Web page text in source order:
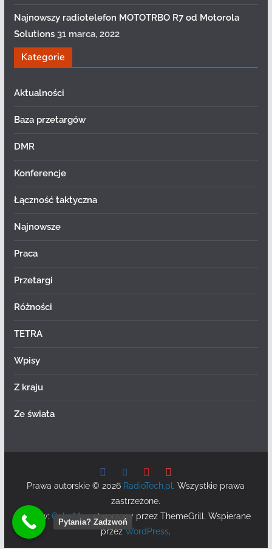
Najnowszy radiotelefon MOTOTRBO R7 od Motorola
Solutions 31 marca, 2022
Kategorie
Aktualności
Baza przetargów
DMR
Konferencje
Łączność taktyczna
Najnowsze
Praca
Przetargi
Różności
TETRA
Wpisy
Z kraju
Ze świata
Prawa autorskie © 2026 RadioTech.pl . Wszystkie prawa
zastrzeżone.
Motyw:ColorMagstworzony przez ThemeGrill. Wspierane
przezWordPress.
Pytania? Zadzwoń